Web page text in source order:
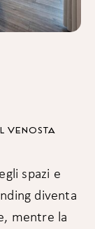
VENOSTA
spazi e
diventa
mentre la